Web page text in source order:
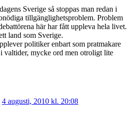
Sverige så stoppas man redan i
tillgänglighetsproblem. Problem
här har fått uppleva hela livet.
land som Sverige.
politiker enbart som pratmakare
valtider, mycke ord men otroligt lite
4 augusti, 2010 kl. 20:08